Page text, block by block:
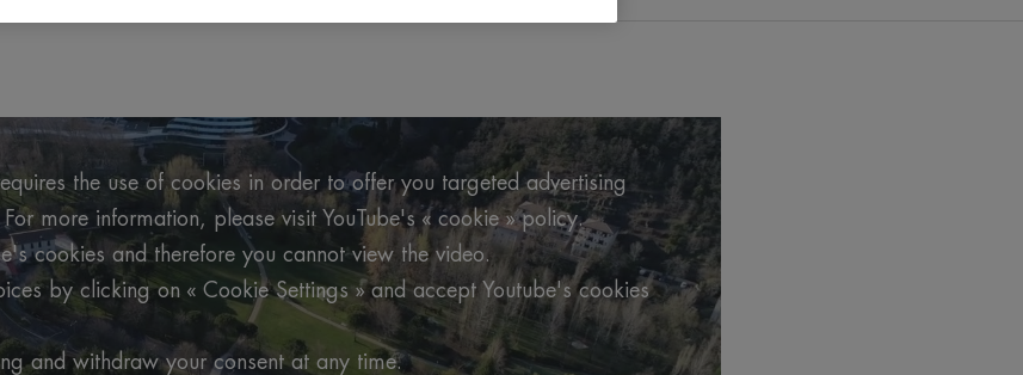
the use of cookies in order to offer you targeted advertising
more information, please visit YouTube's « cookie » policy.
cookies and therefore you cannot view the video.
by clicking on « Cookie Settings » and accept Youtube's cookies
and withdraw your consent at any time.